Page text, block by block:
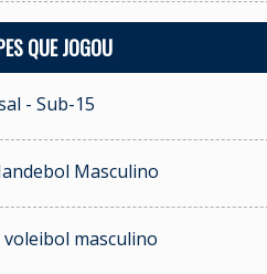
QUE JOGOU
- Sub-15
Masculino
voleibol masculino